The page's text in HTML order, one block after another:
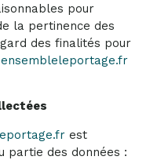
pour
la pertinence des
des finalités pour
est
partie des données :